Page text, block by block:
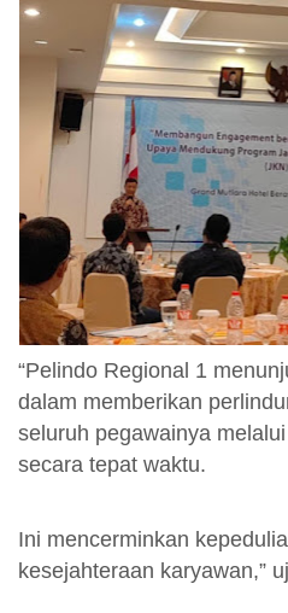
“Pelindo Regional 1
dalam memberikan
seluruh pegawainya
secara tepat waktu.
Ini mencerminkan
kesejahteraan karyawan,”